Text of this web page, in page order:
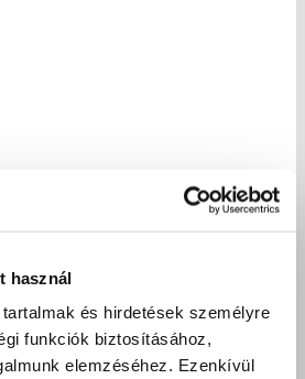
használ
és hirdetések személyre
funkciók biztosításához,
elemzéséhez. Ezenkívül